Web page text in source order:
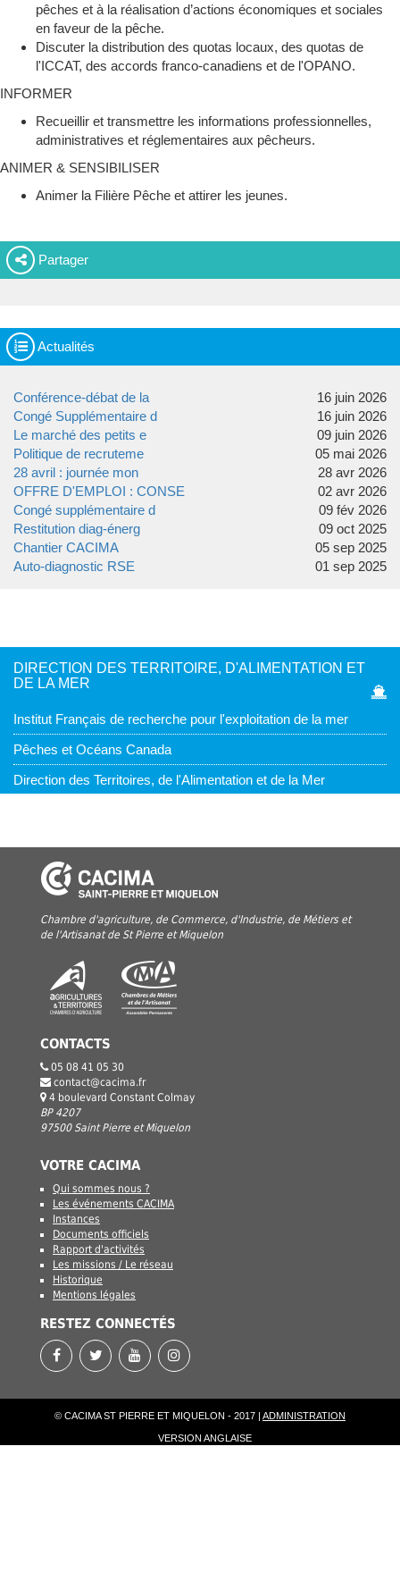
pêches et à la réalisation d’actions économiques et sociales
en faveur de la pêche.
Discuter la distribution des quotas locaux, des quotas de
l'ICCAT, des accords franco-canadiens et de l'OPANO.
INFORMER
Recueillir et transmettre les informations professionnelles,
administratives et réglementaires aux pêcheurs.
ANIMER & SENSIBILISER
Animer la Filière Pêche et attirer les jeunes.
Partager
Actualités
Conférence-débat de la
16 juin 2026
Congé Supplémentaire d
16 juin 2026
Le marché des petits e
09 juin 2026
Politique de recruteme
05 mai 2026
28 avril : journée mon
28 avr 2026
OFFRE D'EMPLOI : CONSE
02 avr 2026
Congé supplémentaire d
09 fév 2026
Restitution diag-énerg
09 oct 2025
Chantier CACIMA
05 sep 2025
Auto-diagnostic RSE
01 sep 2025
DIRECTION DES TERRITOIRE, D'ALIMENTATION ET
DE LA MER
Institut Français de recherche pour l'exploitation de la mer
Pêches et Océans Canada
Direction des Territoires, de l'Alimentation et de la Mer
Chambre d'agriculture, de Commerce, d'Industrie, de Métiers et
de l'Artisanat de St Pierre et Miquelon
CONTACTS
05 08 41 05 30
contact@cacima.fr
4 boulevard Constant Colmay
BP 4207
97500 Saint Pierre et Miquelon
VOTRE CACIMA
Qui sommes nous ?
Les événements CACIMA
Instances
Documents officiels
Rapport d'activités
Les missions / Le réseau
Historique
Mentions légales
RESTEZ CONNECTÉS
© CACIMA ST PIERRE ET MIQUELON - 2017 | ADMINISTRATION